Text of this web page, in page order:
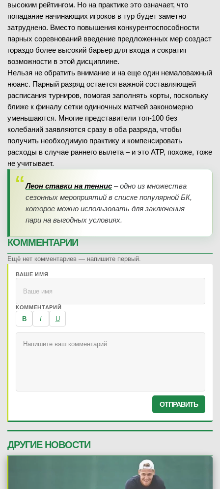
высоким рейтингом. Но на практике это означает, что
попадание начинающих игроков в тур будет заметно
затруднено. Вместо повышения конкурентоспособности
парных соревнований введение предложенных мер создаст
гораздо более высокий барьер для входа и сократит
возможности в этой дисциплине.
Нельзя не обратить внимание и на еще один немаловажный
нюанс. Парный разряд остается важной составляющей
расписания турниров, помогая заполнять корты, поскольку
ближе к финалу сетки одиночных матчей закономерно
уменьшаются. Многие представители топ-100 без
колебаний заявляются сразу в оба разряда, чтобы
получить необходимую практику и компенсировать
расходы в случае раннего вылета – и это ATP, похоже, тоже
не учитывает.
Леон ставки на теннис – одно из множества
сезонных мероприятий в списке популярной БК,
которое можно использовать для заключения
пари на выгодных условиях.
КОММЕНТАРИИ
Ещё нет комментариев — напишите первый.
ВАШЕ ИМЯ
КОММЕНТАРИЙ
B I U
ОТПРАВИТЬ
ДРУГИЕ НОВОСТИ